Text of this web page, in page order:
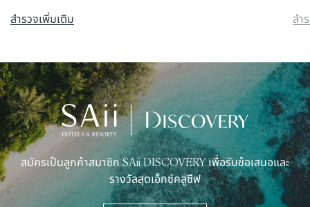
สำรวจเพิ่มเติม สำ
สมัครเป็นลูกค้าสมาชิก SAii DISCOVERY เพื่อรับข้อเสนอและ
รางวัลสุดเอ็กซ์คลูซีฟ